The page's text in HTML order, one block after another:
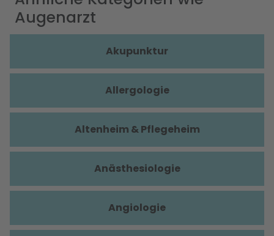
Augenarzt
Akupunktur
Allergologie
Altenheim & Pflegeheim
Anästhesiologie
Angiologie